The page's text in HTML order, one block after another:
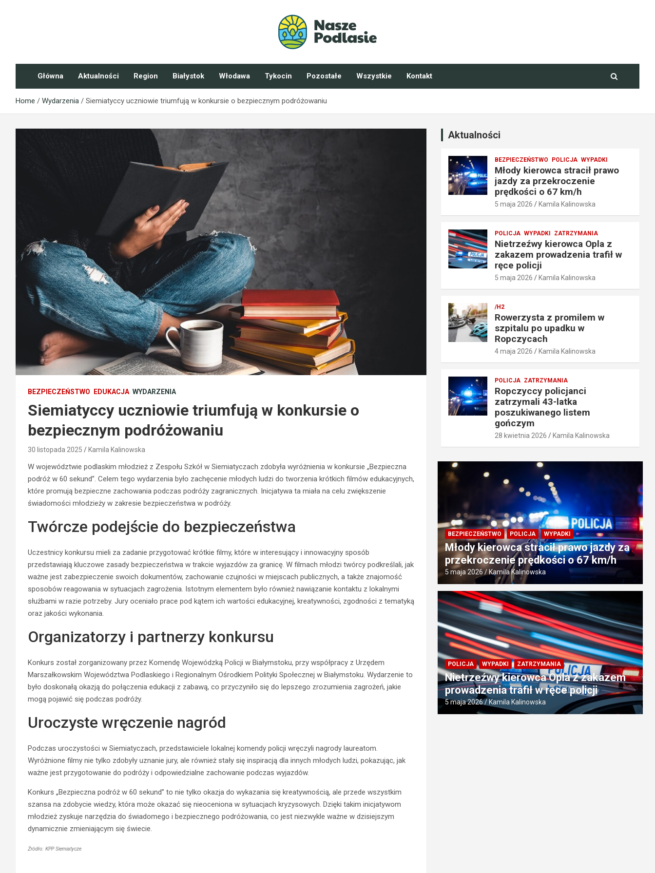
NaszePodlasie.pl
Główna Aktualności Region Białystok Włodawa Tykocin Pozostałe Wszystkie Kontakt
Home Wydarzenia Siemiatyccy uczniowie triumfują w konkursie o bezpiecznym podróżowaniu
BEZPIECZEŃSTWO EDUKACJA WYDARZENIA
Siemiatyccy uczniowie triumfują w konkursie o
bezpiecznym podróżowaniu
30 listopada 2025 Kamila Kalinowska
W województwie podlaskim młodzież z Zespołu Szkół w Siemiatyczach zdobyła wyróżnienia w konkursie „Bezpieczna
podróż w 60 sekund”. Celem tego wydarzenia było zachęcenie młodych ludzi do tworzenia krótkich filmów edukacyjnych,
które promują bezpieczne zachowania podczas podróży zagranicznych. Inicjatywa ta miała na celu zwiększenie
świadomości młodzieży w zakresie bezpieczeństwa w podróży.
Twórcze podejście do bezpieczeństwa
Uczestnicy konkursu mieli za zadanie przygotować krótkie filmy, które w interesujący i innowacyjny sposób
przedstawiają kluczowe zasady bezpieczeństwa w trakcie wyjazdów za granicę. W filmach młodzi twórcy podkreślali, jak
ważne jest zabezpieczenie swoich dokumentów, zachowanie czujności w miejscach publicznych, a także znajomość
sposobów reagowania w sytuacjach zagrożenia. Istotnym elementem było również nawiązanie kontaktu z lokalnymi
służbami w razie potrzeby. Jury oceniało prace pod kątem ich wartości edukacyjnej, kreatywności, zgodności z tematyką
oraz jakości wykonania.
Organizatorzy i partnerzy konkursu
Konkurs został zorganizowany przez Komendę Wojewódzką Policji w Białymstoku, przy współpracy z Urzędem
Marszałkowskim Województwa Podlaskiego i Regionalnym Ośrodkiem Polityki Społecznej w Białymstoku. Wydarzenie to
było doskonałą okazją do połączenia edukacji z zabawą, co przyczyniło się do lepszego zrozumienia zagrożeń, jakie
mogą pojawić się podczas podróży.
Uroczyste wręczenie nagród
Podczas uroczystości w Siemiatyczach, przedstawiciele lokalnej komendy policji wręczyli nagrody laureatom.
Wyróżnione filmy nie tylko zdobyły uznanie jury, ale również stały się inspiracją dla innych młodych ludzi, pokazując, jak
ważne jest przygotowanie do podróży i odpowiedzialne zachowanie podczas wyjazdów.
Konkurs „Bezpieczna podróż w 60 sekund” to nie tylko okazja do wykazania się kreatywnością, ale przede wszystkim
szansa na zdobycie wiedzy, która może okazać się nieoceniona w sytuacjach kryzysowych. Dzięki takim inicjatywom
młodzież zyskuje narzędzia do świadomego i bezpiecznego podróżowania, co jest niezwykle ważne w dzisiejszym
dynamicznie zmieniającym się świecie.
Źródło: KPP Siemiatycze
Aktualności
BEZPIECZEŃSTWO POLICJA WYPADKI
Młody kierowca stracił prawo
jazdy za przekroczenie
prędkości o 67 km/h
5 maja 2026 Kamila Kalinowska
POLICJA WYPADKI ZATRZYMANIA
Nietrzeźwy kierowca Opla z
zakazem prowadzenia trafił w
ręce policji
5 maja 2026 Kamila Kalinowska
/H2
Rowerzysta z promilem w
szpitalu po upadku w
Ropczycach
4 maja 2026 Kamila Kalinowska
POLICJA ZATRZYMANIA
Ropczyccy policjanci
zatrzymali 43-latka
poszukiwanego listem
gończym
28 kwietnia 2026 Kamila Kalinowska
BEZPIECZEŃSTWO POLICJA WYPADKI
Młody kierowca stracił prawo jazdy za
przekroczenie prędkości o 67 km/h
5 maja 2026 Kamila Kalinowska
POLICJA WYPADKI ZATRZYMANIA
Nietrzeźwy kierowca Opla z zakazem
prowadzenia trafił w ręce policji
5 maja 2026 Kamila Kalinowska